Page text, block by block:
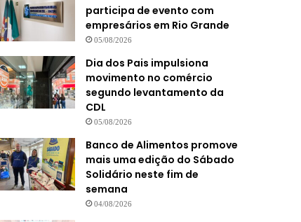
participa de evento com
empresários em Rio Grande
05/08/2026
Dia dos Pais impulsiona
movimento no comércio
segundo levantamento da
CDL
05/08/2026
Banco de Alimentos promove
mais uma edição do Sábado
Solidário neste fim de
semana
04/08/2026